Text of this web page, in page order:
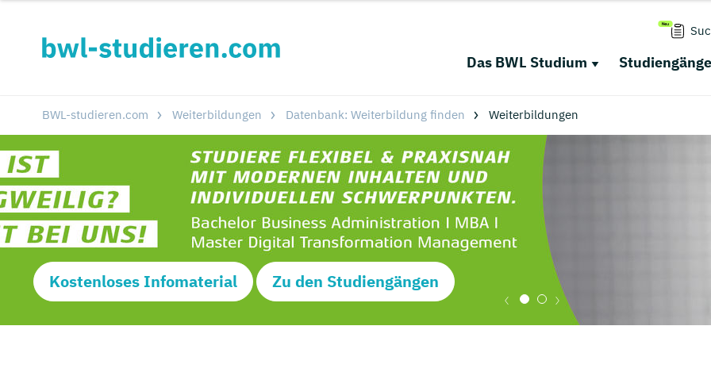
Das BWL Studium Studiengänge
BWL-studieren.com Weiterbildungen Datenbank: Weiterbildung finden Weiterbildungen
Kostenloses Infomaterial Zu den Studiengängen